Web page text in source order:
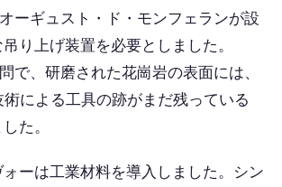
ーギュスト・ド・モンフェランが設
り上げ装置を必要としました。
で、研磨された花崗岩の表面には、
による工具の跡がまだ残っている
た。
ーは工業材料を導入しました。シン